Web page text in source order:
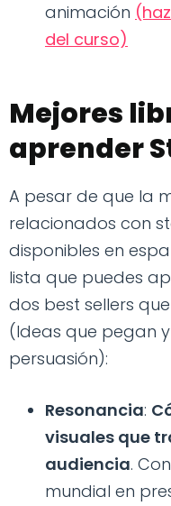
animación
del curso)
Mejores
aprender
A pesar de que la
relacionados con
disponibles en
lista que puedes
dos best sellers
(Ideas que pegan
persuasión):
Resonancia:
visuales que
audiencia.
mundial en